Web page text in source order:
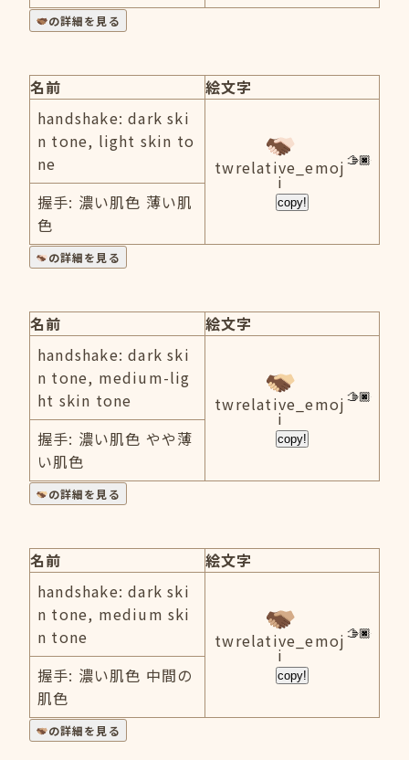
の詳細を見る
名前
絵文字
handshake: dark ski
n tone, light skin to
ne
twrelative_emoj
i
copy!
握手: 濃い肌色 薄い肌
色
の詳細を見る
名前
絵文字
handshake: dark ski
n tone, medium-lig
ht skin tone
twrelative_emoj
i
copy!
握手: 濃い肌色 やや薄
い肌色
の詳細を見る
名前
絵文字
handshake: dark ski
n tone, medium ski
n tone
twrelative_emoj
i
copy!
握手: 濃い肌色 中間の
肌色
の詳細を見る